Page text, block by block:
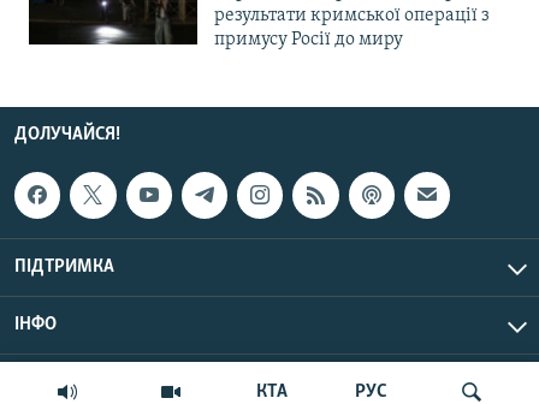
КТА РУС
результати кримської операції з
примусу Росії до миру
ДОЛУЧАЙСЯ!
ПІДТРИМКА
ІНФО
© Крим.Реалії, 2026 | Усі права застережено.